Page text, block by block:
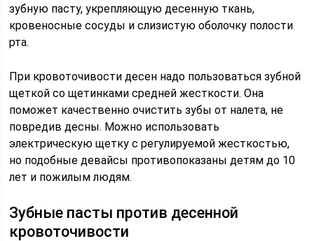
зубную пасту, укрепляющую десенную ткань,
кровеносные сосуды и слизистую оболочку полости
рта.
При кровоточивости десен надо пользоваться зубной
щеткой со щетинками средней жесткости. Она
поможет качественно очистить зубы от налета, не
повредив десны. Можно использовать
электрическую щетку с регулируемой жесткостью,
но подобные девайсы противопоказаны детям до 10
лет и пожилым людям.
Зубные пасты против десенной
кровоточивости